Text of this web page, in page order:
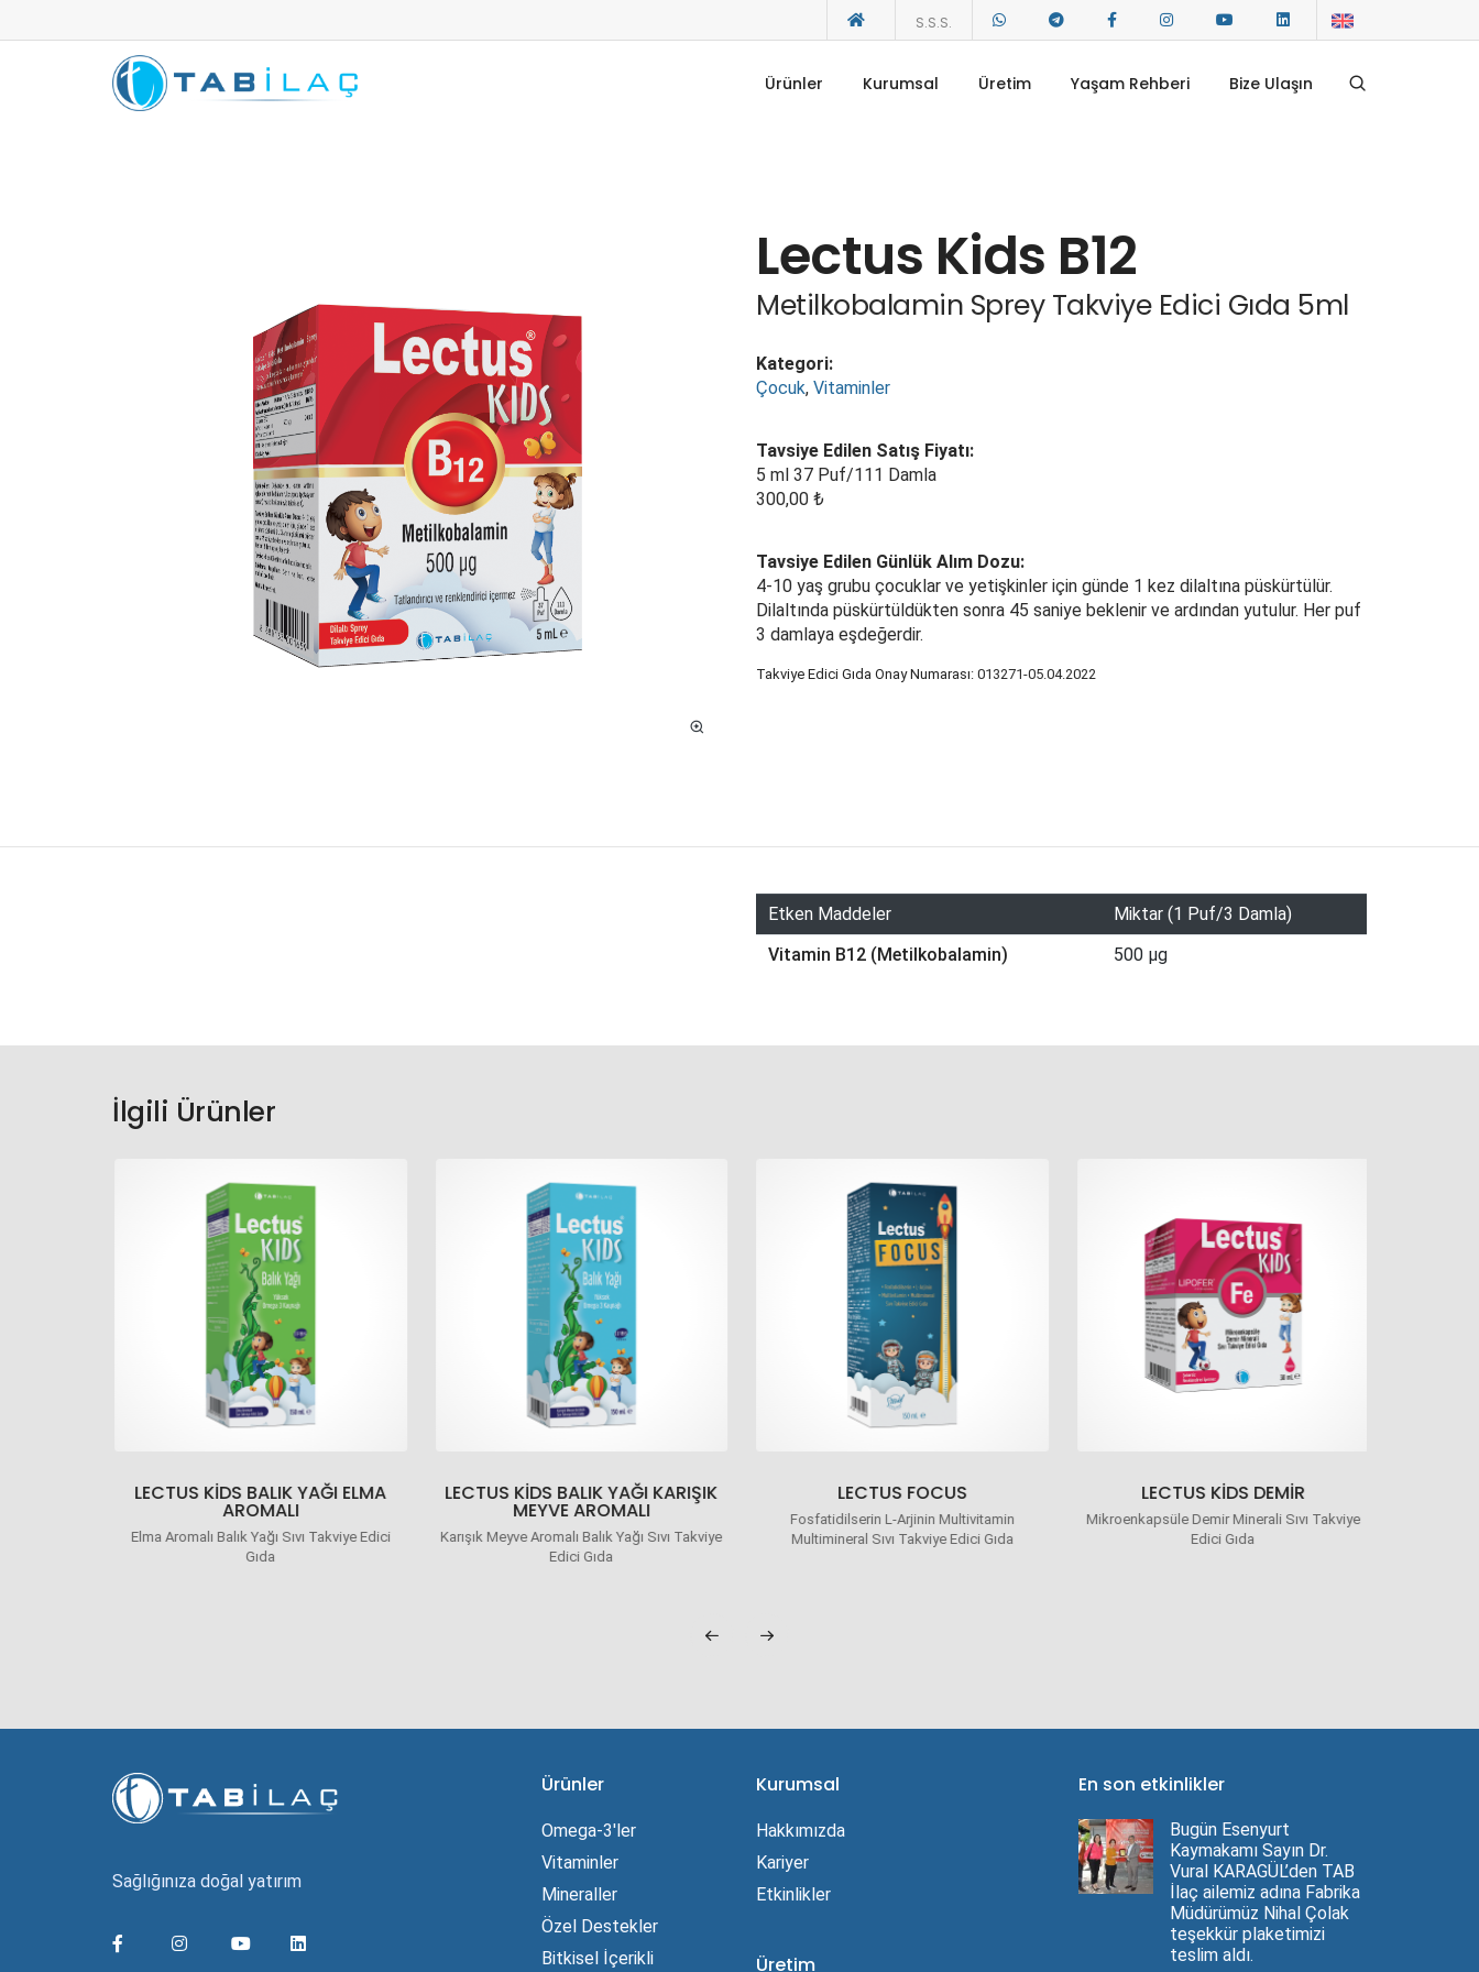
S.S.S.
Ürünler Kurumsal Üretim Yaşam Rehberi Bize Ulaşın
Lectus Kids B12
Metilkobalamin Sprey Takviye Edici Gıda 5ml
Kategori:
Çocuk, Vitaminler
Tavsiye Edilen Satış Fiyatı:
5 ml 37 Puf/111 Damla
300,00 ₺
Tavsiye Edilen Günlük Alım Dozu:
4-10 yaş grubu çocuklar ve yetişkinler için günde 1 kez dilaltına püskürtülür.
Dilaltında püskürtüldükten sonra 45 saniye beklenir ve ardından yutulur. Her puf
3 damlaya eşdeğerdir.
Takviye Edici Gıda Onay Numarası: 013271-05.04.2022
Etken Maddeler
Miktar (1 Puf/3 Damla)
Vitamin B12 (Metilkobalamin)
500 μg
İlgili Ürünler
LECTUS KIDS BALIK YAĞI ELMA
AROMALI
Elma Aromalı Balık Yağı Sıvı Takviye Edici
Gıda
LECTUS KIDS BALIK YAĞI KARIŞIK
MEYVE AROMALI
Karışık Meyve Aromalı Balık Yağı Sıvı Takviye
Edici Gıda
LECTUS FOCUS
Fosfatidilserin L-Arjinin Multivitamin
Multimineral Sıvı Takviye Edici Gıda
LECTUS KIDS DEMIR
Mikroenkapsüle Demir Minerali Sıvı Takviye
Edici Gıda
Sağlığınıza doğal yatırım
Ürünler
Omega-3'ler
Vitaminler
Mineraller
Özel Destekler
Bitkisel İçerikli
Kurumsal
Hakkımızda
Kariyer
Etkinlikler
Üretim
En son etkinlikler
Bugün Esenyurt
Kaymakamı Sayın Dr.
Vural KARAGÜL’den TAB
İlaç ailemiz adına Fabrika
Müdürümüz Nihal Çolak
teşekkür plaketimizi
teslim aldı.